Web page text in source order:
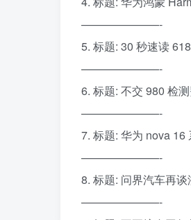
———————-
5. 标题: 30 秒速读
———————-
6. 标题: 不交 980 检
———————-
7. 标题: 华为 nova
———————-
8. 标题: 问界汽车再
———————-